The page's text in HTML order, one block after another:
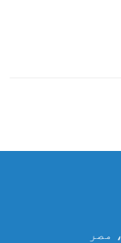
مصر